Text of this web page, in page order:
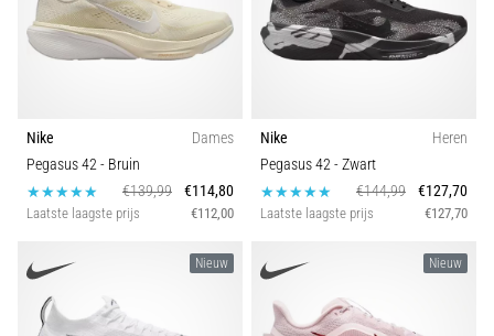
Nike
Dames
Pegasus 42- Bruin
€139,99
€114,80
Laatste laagste prijs €112,00
Nike
Heren
Pegasus 42- Zwart
€144,99
€127,70
Laatste laagste prijs €127,70
Nieuw Nieuw